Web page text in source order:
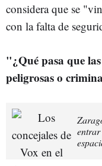
considera que se
con la falta de
"¿Qué pasa que
peligrosas o
entrar